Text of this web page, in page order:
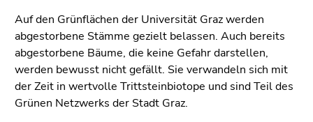
Auf den Grünflächen der Universität Graz werden
abgestorbene Stämme gezielt belassen. Auch bereits
abgestorbene Bäume, die keine Gefahr darstellen,
werden bewusst nicht gefällt. Sie verwandeln sich mit
der Zeit in wertvolle Trittsteinbiotope und sind Teil des
Grünen Netzwerks der Stadt Graz.